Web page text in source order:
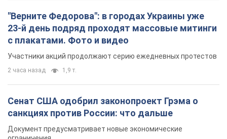
"Верните Федорова": в городах Украины уже
23-й день подряд проходят массовые митинги
с плакатами. Фото и видео
Участники акций продолжают серию ежедневных протестов
2 часа назад 1,9 т.
Сенат США одобрил законопроект Грэма о
санкциях против России: что дальше
Документ предусматривает новые экономические